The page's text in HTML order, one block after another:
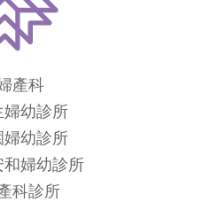
產科
婦幼診所
婦幼診所
和婦幼診所
科診所